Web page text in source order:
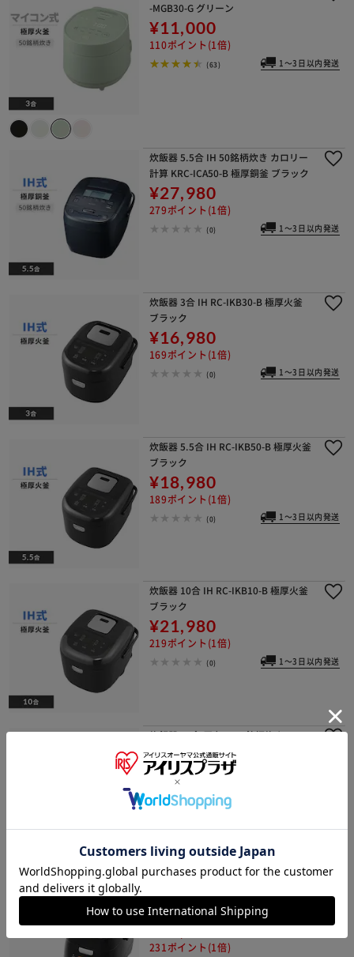
-MGB30-G グリーン
¥11,000
110ポイント(1倍)
(63) 1～3日以内発送
炊飯器 5.5合 IH 50銘柄炊き カロリー
計算 KRC-ICA50-B 極厚銅釜 ブラック
¥27,980
279ポイント(1倍)
(0) 1～3日以内発送
炊飯器 3合 IH RC-IKB30-B 極厚火釜
ブラック
¥16,980
169ポイント(1倍)
(0) 1～3日以内発送
炊飯器 5.5合 IH RC-IKB50-B 極厚火釜
ブラック
¥18,980
189ポイント(1倍)
(0) 1～3日以内発送
炊飯器 10合 IH RC-IKB10-B 極厚火釜
ブラック
¥21,980
219ポイント(1倍)
(0) 1～3日以内発送
炊飯器 10合 圧力IH 40銘柄炊き RC-P
D10-B 極厚火釜 ブラック
イチオシ
¥29,100
291ポイント(1倍)
炊飯器 3合 IH 分離式 50銘柄炊き カロ
リー計算 RC-IM30-B 極厚銅釜 ブラッ
ク
¥23,100
231ポイント(1倍)